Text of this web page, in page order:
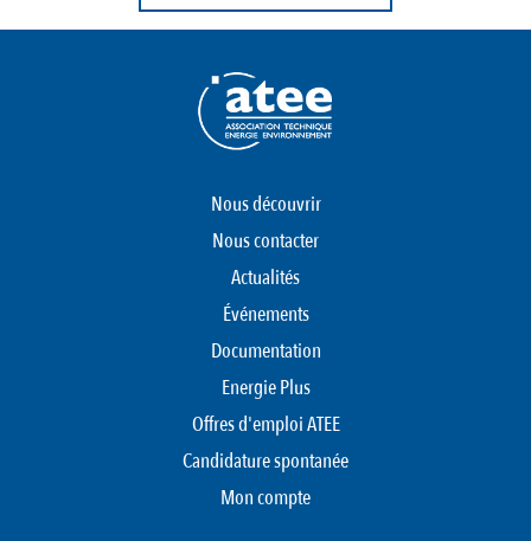
Nous découvrir
Nous contacter
Actualités
Événements
Documentation
Energie Plus
Offres d'emploi ATEE
Candidature spontanée
Mon compte